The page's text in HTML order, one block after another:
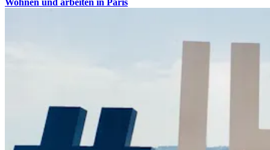
Wohnen und arbeiten in Paris